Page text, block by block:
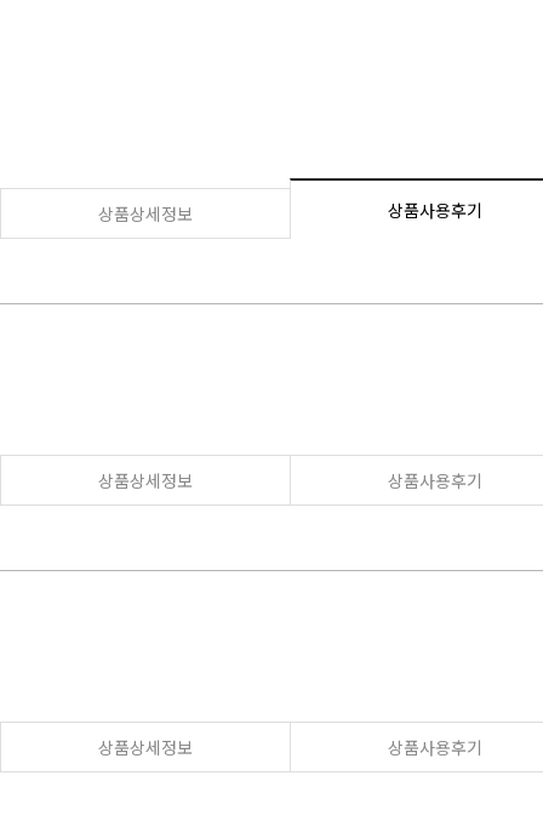
상품상세정보 상품사용후기
상품상세정보 상품사용후기
상품상세정보 상품사용후기